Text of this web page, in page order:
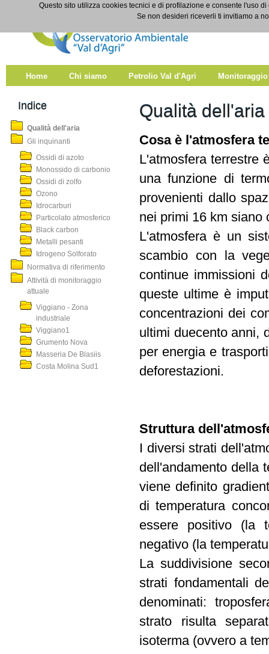
Salta al contenuto
Qualità dell'aria
Home Chi siamo Petrolio Val d'Agri Monitoraggio
Indice
Qualità dell'aria
Gli inquinanti
Ossidi di azoto
Monossido di carbonio
Ossidi di zolfo
Ozono
Idrocarburi
Particolato atmosferico
Black carbon
Metalli pesanti
Idrogeno Solforato
Normativa di riferimento
Attività di monitoraggio
attuale
Viggiano - Zona
industriale
Viggiano1
Grumento Nova
Masseria De Blasiis
Costa Molina Sud1
Qualità dell'aria
Cosa è l'atmosfera
L'atmosfera terrestre
una funzione di
provenienti dallo
nei primi 16 km
L'atmosfera è un
scambio con la
continue immissioni
queste ultime è
concentrazioni dei
ultimi duecento anni,
per energia e
deforestazioni.
Struttura
I diversi strati
dell'andamento della
viene definito
di temperatura
essere positivo (la
negativo (la
La suddivisione
strati fondamentali
denominati:
strato risulta
isoterma (ovvero a
Questo sito utilizza cookies tecnici e di profilazione e consente l'uso
Se non desideri riceverli ti invitiamo a